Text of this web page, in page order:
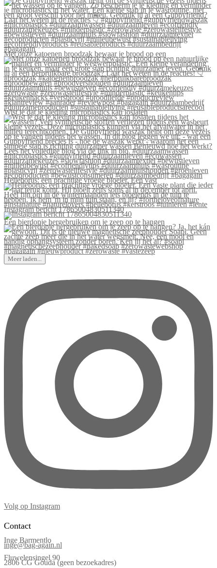
Met onze katoenen broodzak bewaar je brood op een
Wist je dat je kleding microplastics kan loslaten
Helleborus: een prachtige vroege bloeier. Een vast
Instagram bericht 17865004830511340
Een bierdopje hergebruiken om je zeep op te hangen
Meer laden...
Volg op Instagram
Contact
Inge Barmentlo
inge@bag-again.nl
Fluwelensingel 90
2806 CG Gouda (geen bezoekadres)